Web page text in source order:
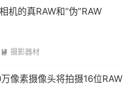
机的真RAW和“伪”RAW
 摄影器材
像素摄像头将拍摄16位RAW